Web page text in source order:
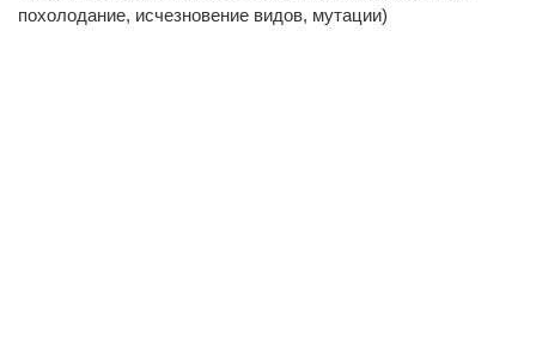
похолодание, исчезновение видов, мутации)